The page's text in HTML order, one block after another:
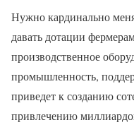
Нужно кардинально
давать дотации
производственное
промышленность,
приведет к созданию
привлечению